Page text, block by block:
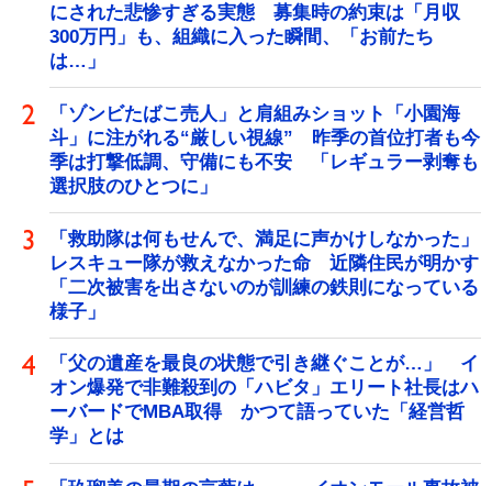
にされた悲惨すぎる実態 募集時の約束は「月収
300万円」も、組織に入った瞬間、「お前たち
は…」
「ゾンビたばこ売人」と肩組みショット「小園海
斗」に注がれる“厳しい視線” 昨季の首位打者も今
季は打撃低調、守備にも不安 「レギュラー剥奪も
選択肢のひとつに」
「救助隊は何もせんで、満足に声かけしなかった」
レスキュー隊が救えなかった命 近隣住民が明かす
「二次被害を出さないのが訓練の鉄則になっている
様子」
「父の遺産を最良の状態で引き継ぐことが…」 イ
オン爆発で非難殺到の「ハビタ」エリート社長はハ
ーバードでMBA取得 かつて語っていた「経営哲
学」とは